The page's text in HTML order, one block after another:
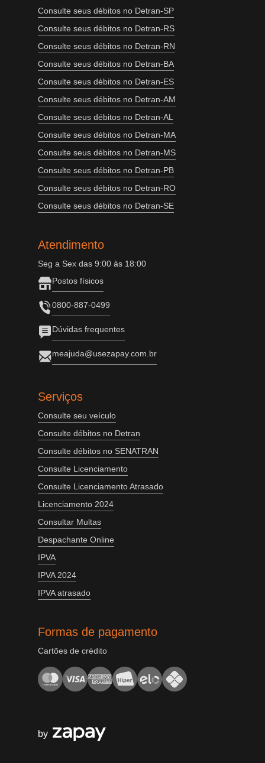
Consulte seus débitos no Detran-SP
Consulte seus débitos no Detran-RS
Consulte seus débitos no Detran-RN
Consulte seus débitos no Detran-BA
Consulte seus débitos no Detran-ES
Consulte seus débitos no Detran-AM
Consulte seus débitos no Detran-AL
Consulte seus débitos no Detran-MA
Consulte seus débitos no Detran-MS
Consulte seus débitos no Detran-PB
Consulte seus débitos no Detran-RO
Consulte seus débitos no Detran-SE
Atendimento
Seg a Sex das 9:00 às 18:00
Postos físicos
0800-887-0499
Dúvidas frequentes
meajuda@usezapay.com.br
Serviços
Consulte seu veículo
Consulte débitos no Detran
Consulte débitos no SENATRAN
Consulte Licenciamento
Consulte Licenciamento Atrasado
Licenciamento 2024
Consultar Multas
Despachante Online
IPVA
IPVA 2024
IPVA atrasado
Formas de pagamento
Cartões de crédito
by